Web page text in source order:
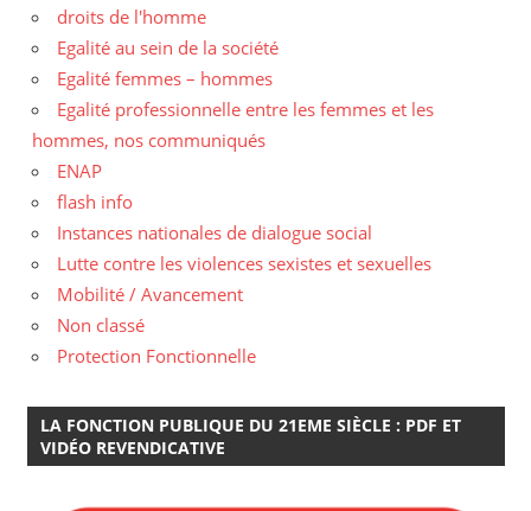
droits de l'homme
Egalité au sein de la société
Egalité femmes – hommes
Egalité professionnelle entre les femmes et les
hommes, nos communiqués
ENAP
flash info
Instances nationales de dialogue social
Lutte contre les violences sexistes et sexuelles
Mobilité / Avancement
Non classé
Protection Fonctionnelle
LA FONCTION PUBLIQUE DU 21EME SIÈCLE : PDF ET
VIDÉO REVENDICATIVE